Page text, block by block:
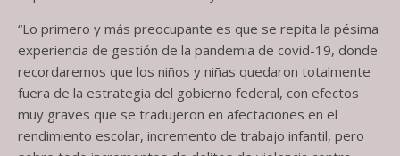
“Lo primero y más preocupante es que se repita la pésima
experiencia de gestión de la pandemia de covid-19, donde
recordaremos que los niños y niñas quedaron totalmente
fuera de la estrategia del gobierno federal, con efectos
muy graves que se tradujeron en afectaciones en el
rendimiento escolar, incremento de trabajo infantil, pero